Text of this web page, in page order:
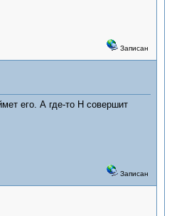
Записан
его. А где-то Н совершит
Записан